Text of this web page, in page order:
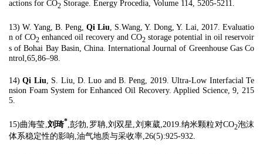
actions for CO2 Storage. Energy Procedia, Volume 114, 5205-5211.
13) W. Yang, B. Peng, Qi Liu , S.Wang, Y. Dong, Y. Lai, 2017. Evaluatio
n of CO2 enhanced oil recovery and CO2 storage potential in oil reservoir
s of Bohai Bay Basin, China. International Journal of Greenhouse Gas Co
ntrol,65,86–98.
14)Qi Liu, S. Liu, D. Luo and B. Peng, 2019. Ultra-Low Interfacial Te
nsion Foam System for Enhanced Oil Recovery. Applied Science, 9, 215
5.
15)曲海莹,刘琦*,彭勃,罗聃,刘双星,刘柬葳,2019.纳米颗粒对CO2泡沫
体系稳定性的影响,油气地质与采收率,26(5):925-932.